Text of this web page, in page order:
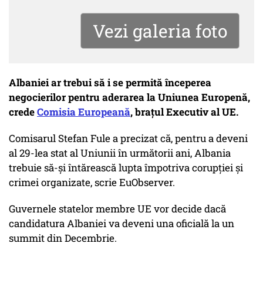
Vezi galeria foto
Albaniei ar trebui să i se permită începerea
negocierilor pentru aderarea la Uniunea Europenă,
credeComisia Europeană, brațul Executiv al UE.
Comisarul Stefan Fule a precizat că, pentru a deveni
al 29-lea stat al Uniunii în următorii ani, Albania
trebuie să-și întărească lupta împotriva corupției și
crimei organizate, scrie EuObserver.
Guvernele statelor membre UE vor decide dacă
candidatura Albaniei va deveni una oficială la un
summit din Decembrie.